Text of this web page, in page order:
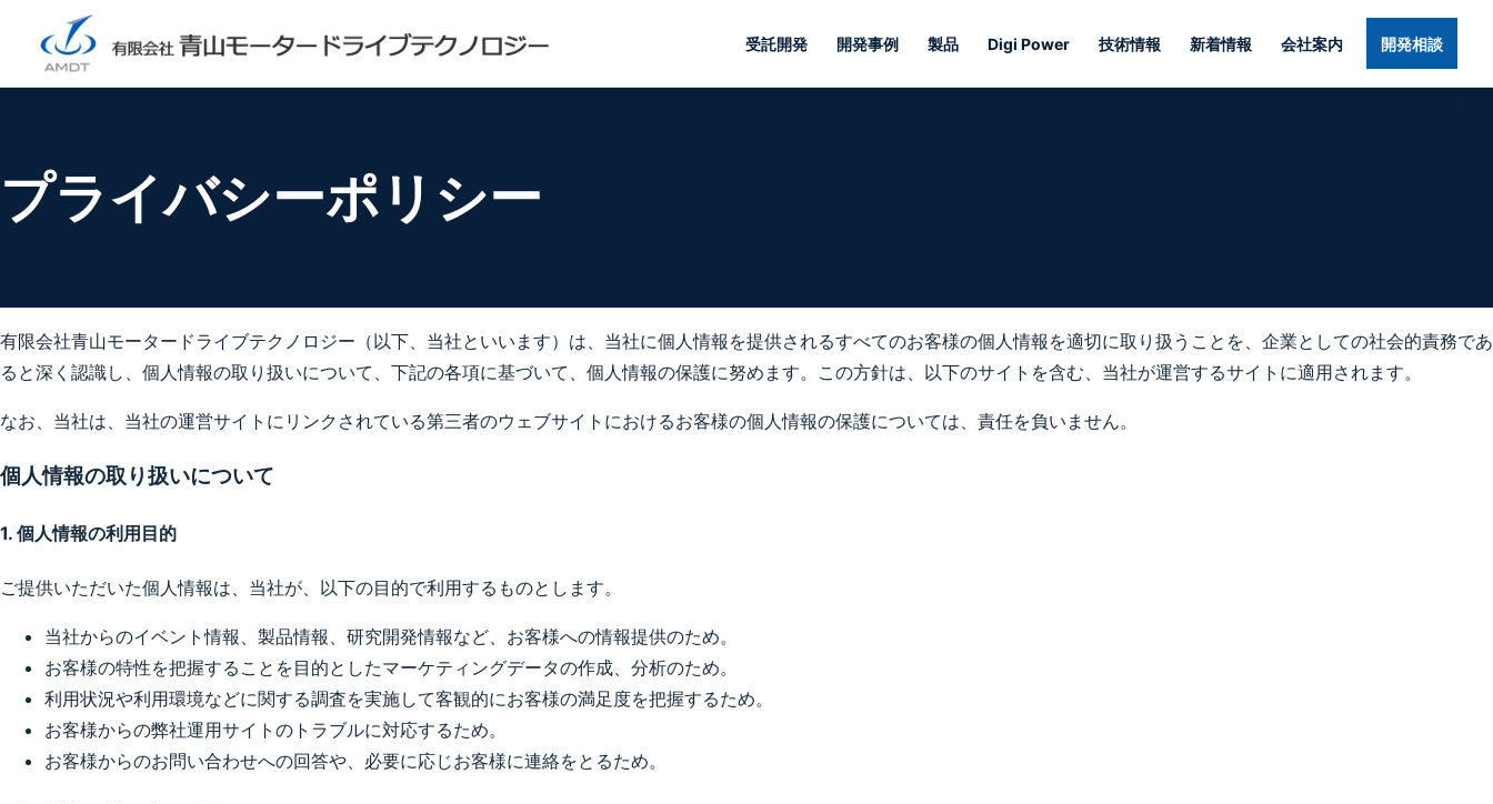
受託開発 開発事例 製品 Digi Power 技術情報 新着情報 会社案内 開発相談
プライバシーポリシー
有限会社青山モータードライブテクノロジー（以下、当社といいます）は、当社に個人情報を提供されるすべてのお客様の個人情報を適切に取り扱うことを、企業としての社会的責務であ
ると深く認識し、個人情報の取り扱いについて、下記の各項に基づいて、個人情報の保護に努めます。この方針は、以下のサイトを含む、当社が運営するサイトに適用されます。
なお、当社は、当社の運営サイトにリンクされている第三者のウェブサイトにおけるお客様の個人情報の保護については、責任を負いません。
個人情報の取り扱いについて
1. 個人情報の利用目的
ご提供いただいた個人情報は、当社が、以下の目的で利用するものとします。
当社からのイベント情報、製品情報、研究開発情報など、お客様への情報提供のため。
お客様の特性を把握することを目的としたマーケティングデータの作成、分析のため。
利用状況や利用環境などに関する調査を実施して客観的にお客様の満足度を把握するため。
お客様からの弊社運用サイトのトラブルに対応するため。
お客様からのお問い合わせへの回答や、必要に応じお客様に連絡をとるため。